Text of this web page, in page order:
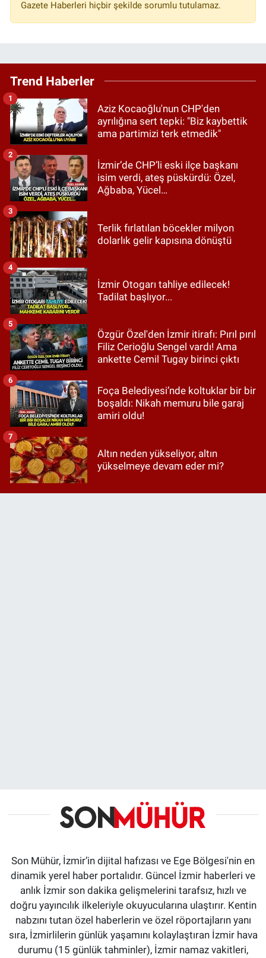
Gazete Haberleri hiçbir şekilde sorumlu tutulamaz.
Trend Haberler
Aziz Kocaoğlu'nun CHP'den
ayrılığına sert tepki: "Biz kaybettik
ama partimizi terk etmedik"
1
İzmir’de CHP’li eski ilçe başkanı
isim verdi, ateş püskürdü: Özel,
Ağbaba, Yücel…
2
Terlik fırlatılan böcekler milyon
dolarlık gelir kapısına dönüştü
3
İzmir Otogarı tahliye edilecek!
Tadilat başlıyor...
4
Özgür Özel'den İzmir itirafı: Pırıl pırıl
Filiz Cerioğlu Sengel vardı! Ama
ankette Cemil Tugay birinci çıktı
5
Foça Belediyesi’nde koltuklar bir bir
boşaldı: Nikah memuru bile garaj
amiri oldu!
6
Altın neden yükseliyor, altın
yükselmeye devam eder mi?
7
Son Mühür, İzmir’in dijital hafızası ve Ege Bölgesi'nin en
dinamik yerel haber portalıdır. Güncel İzmir haberleri ve
anlık İzmir son dakika gelişmelerini tarafsız, hızlı ve
doğru yayıncılık ilkeleriyle okuyucularına ulaştırır. Kentin
nabzını tutan özel haberlerin ve özel röportajların yanı
sıra, İzmirlilerin günlük yaşamını kolaylaştıran İzmir hava
durumu (15 günlük tahminler), İzmir namaz vakitleri,